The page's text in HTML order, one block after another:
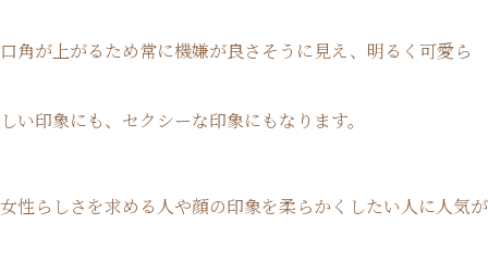
口角が上がるため常に機嫌が良さそうに見え、明るく可愛ら
しい印象にも、セクシーな印象にもなります。
女性らしさを求める人や顔の印象を柔らかくしたい人に人気が